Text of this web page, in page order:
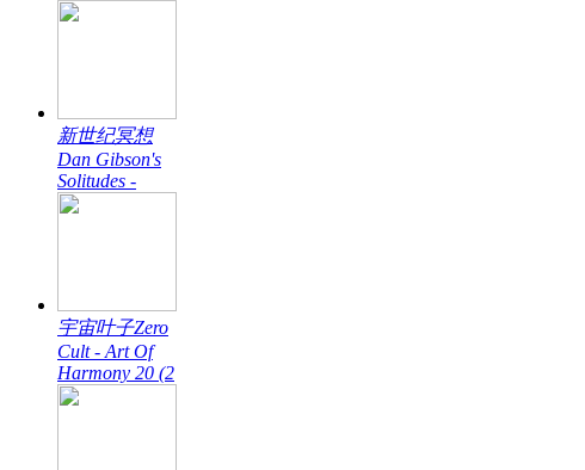
新世纪冥想
Dan Gibson's
Solitudes -
宇宙叶子Zero
Cult - Art Of
Harmony 20 (2